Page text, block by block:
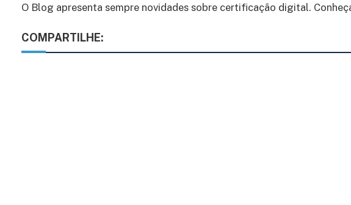
O Blog apresenta sempre novidades sobre certificação digital.
COMPARTILHE: